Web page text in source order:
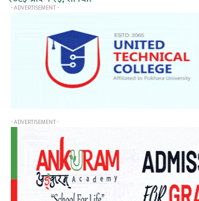
- ADVERTISEMENT -
- ADVERTISEMENT -